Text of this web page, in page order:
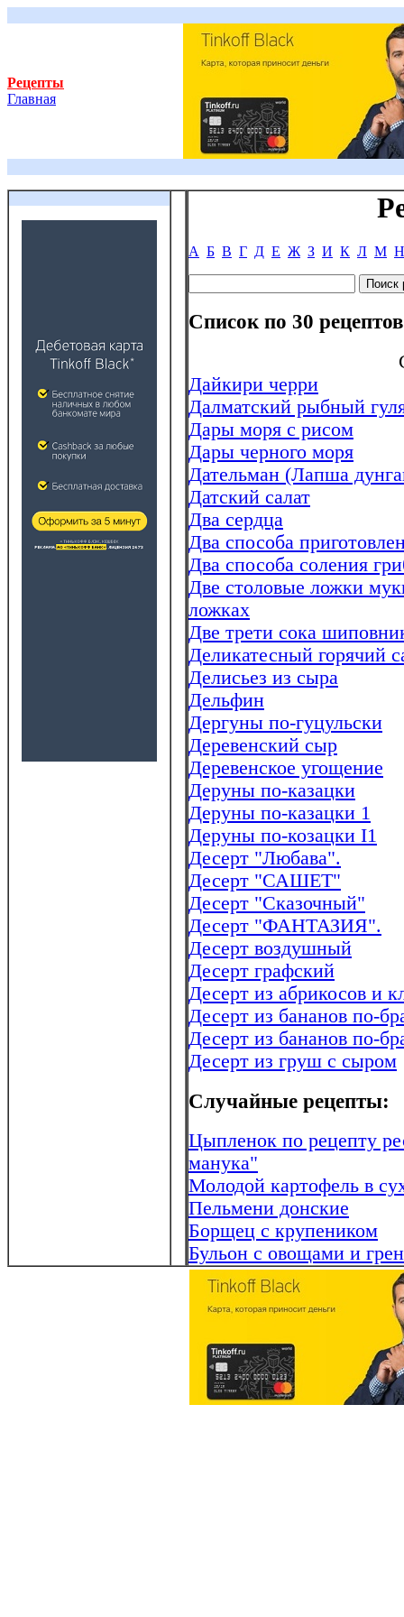
Рецепты
Главная
А Б В Г Д Е Ж З И К Л М Н
Список по 30
Дайкири черри
Далматский рыбный
Дары моря с рисом
Дары черного моря
Дательман (Лапша
Датский салат
Два сердца
Два способа
Два способа соления
Две столовые ложки
ложках
Две трети сока
Деликатесный горячий
Делисьез из сыра
Дельфин
Дергуны по-гуцульски
Деревенский сыр
Деревенское угощение
Деруны по-казацки
Деруны по-казацки 1
Деруны по-козацки I1
Десерт "Любава".
Десерт "САШЕТ"
Десерт "Сказочный"
Десерт "ФАНТАЗИЯ".
Десерт воздушный
Десерт графский
Десерт из абрикосов и
Десерт из бананов по-
Десерт из бананов по-
Десерт из груш с сыром
Случайные рецепты:
Цыпленок по рецепту
манука"
Молодой картофель в
Пельмени донские
Борщец с крупеником
Бульон с овощами и